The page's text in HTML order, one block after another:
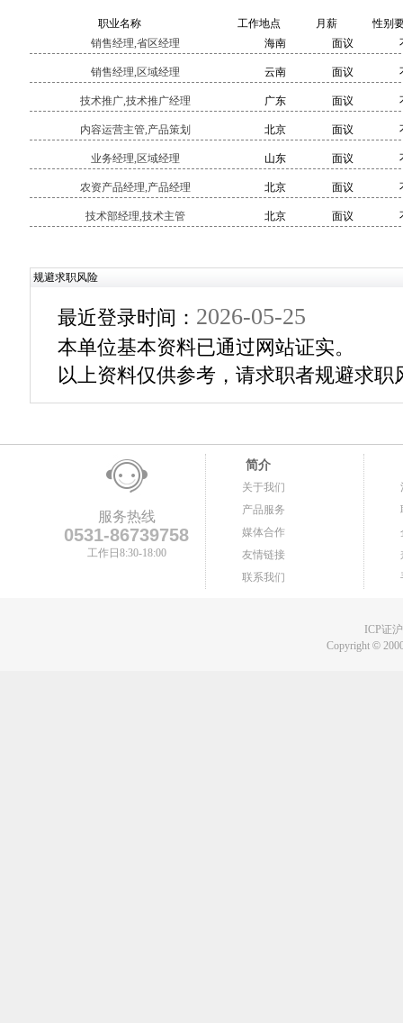
职业名称 工作地点 月薪
性别
销售经理,省区经理
海南 面议
销售经理,区域经理 云南 面议
技术推广,技术推广经理 广东 面议
内容运营主管,产品策划 北京 面议
业务经理,区域经理 山东 面议
农资产品经理,产品经理 北京 面议
技术部经理,技术主管 北京 面议
规避求职风险
最近登录时间： 2026-05-25
本单位基本资料已通过网站证实。
以上资料仅供参考，请求职者规避求职
服务热线
0531-86739758
工作日8:30-18:00
简介
关于我们
产品服务
媒体合作
友情链接
联系我们
ICP证
Copyright©